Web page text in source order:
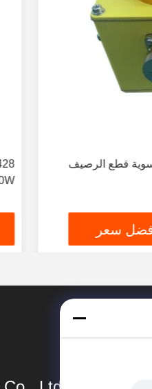
قطع الرصيف
سعر